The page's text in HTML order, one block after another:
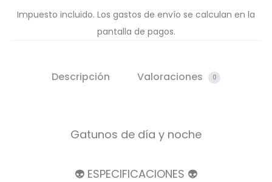
Impuesto incluido. Los gastos de envío se calculan en la
pantalla de pagos.
Descripción Valoraciones 0
Gatunos de día y noche
👽 ESPECIFICACIONES 👽